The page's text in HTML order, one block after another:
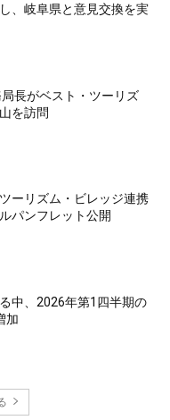
、岐阜県と意見交換を実
長がベスト・ツーリズ
を訪問
ーリズム・ビレッジ連携
パンフレット公開
中、2026年第1四半期の
加